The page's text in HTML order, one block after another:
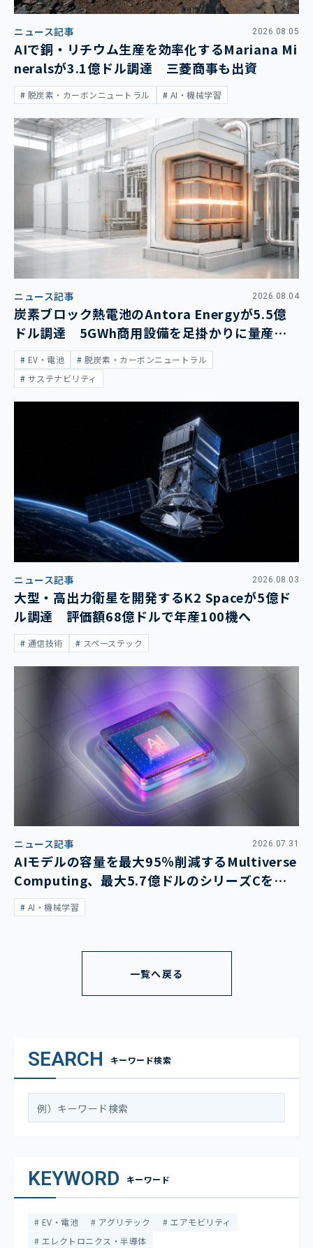
ニュース記事 2026.08.05
AIで銅・リチウム生産を効率化するMariana Mi
neralsが3.1億ドル調達 三菱商事も出資
脱炭素・カーボンニュートラル AI・機械学習
ニュース記事 2026.08.04
炭素ブロック熱電池のAntora Energyが5.5億
ドル調達 5GWh商用設備を足掛かりに量産拡
大EV・電池
脱炭素・カーボンニュートラル
サステナビリティ
ニュース記事 2026.08.03
大型・高出力衛星を開発するK2 Spaceが5億ド
ル調達 評価額68億ドルで年産100機へ
通信技術 スペーステック
ニュース記事 2026.07.31
AIモデルの容量を最大95％削減するMultiverse
Computing、最大5.7億ドルのシリーズCを発
表AI・機械学習
一覧へ戻る
SEARCH キーワード検索
KEYWORD キーワード
EV・電池 アグリテック
エアモビリティ
エレクトロニクス・半導体